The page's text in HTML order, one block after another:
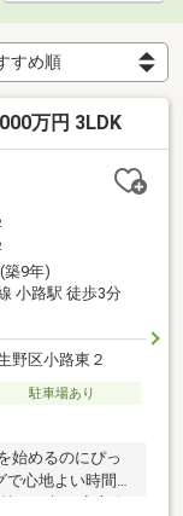
万円 3LDK
築9年)
小路駅 徒歩3分
野区小路東２
駐車場あり
始めるのにぴっ
心地よい時間を